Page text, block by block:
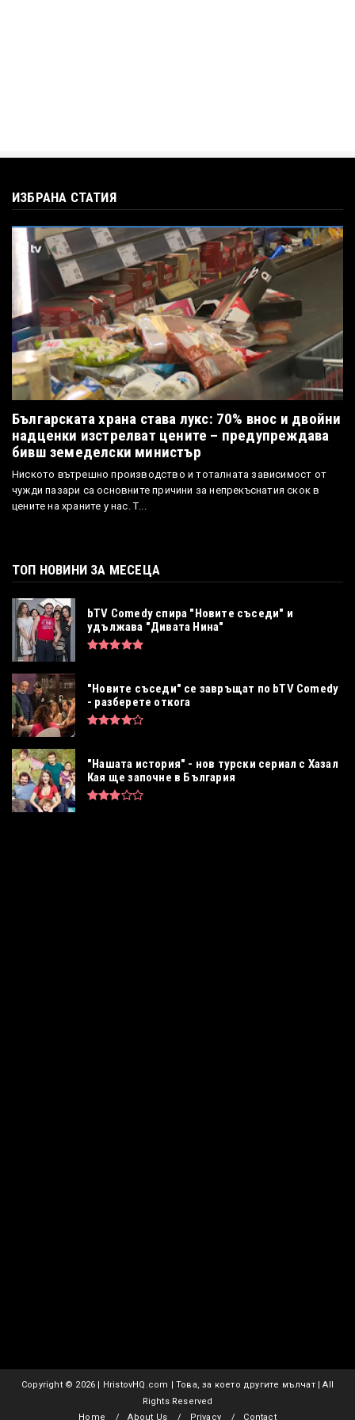
ИЗБРАНА СТАТИЯ
Българската храна става лукс: 70% внос и двойни
надценки изстрелват цените – предупреждава
бивш земеделски министър
Ниското вътрешно производство и тоталната зависимост от
чужди пазари са основните причини за непрекъснатия скок в
цените на храните у нас. Т...
ТОП НОВИНИ ЗА МЕСЕЦА
bTV Comedy спира "Новите съседи" и
удължава "Дивата Нина"
"Новите съседи" се завръщат по bTV Comedy
- разберете откога
"Нашата история" - нов турски сериал с Хазал
Кая ще започне в България
Copyright © 2026 | HristovHQ.com | Това, за което другите мълчат | All
Rights Reserved
Home
About Us Privacy Contact